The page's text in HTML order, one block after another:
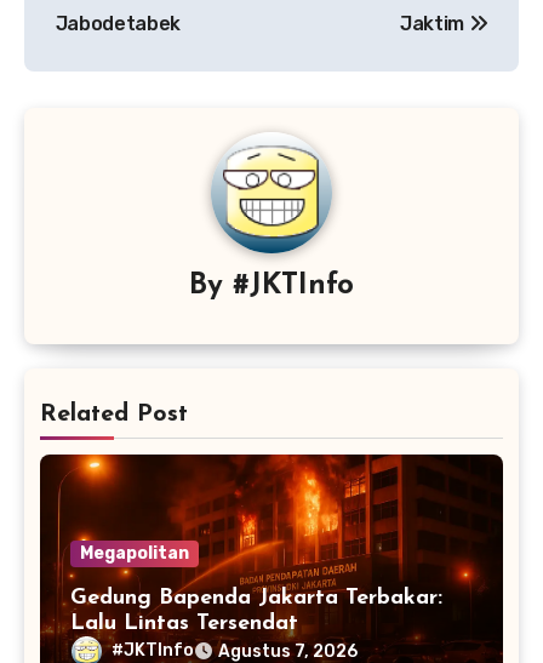
Jabodetabek
Jaktim
By #JKTInfo
Related Post
Megapolitan
Gedung Bapenda Jakarta Terbakar:
Lalu Lintas Tersendat
#JKTInfo Agustus 7, 2026